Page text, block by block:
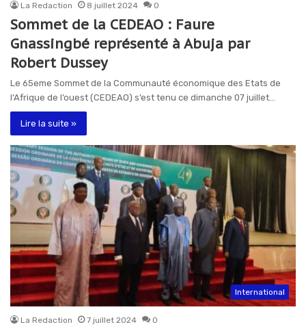
La Redaction 8 juillet 2024 0
Sommet de la CEDEAO : Faure
Gnassingbé représenté à Abuja par
Robert Dussey
Le 65eme Sommet de la Communauté économique des Etats de
l’Afrique de l’ouest (CEDEAO) s’est tenu ce dimanche 07 juillet…
Lire la suite »
International
La Redaction 7 juillet 2024 0